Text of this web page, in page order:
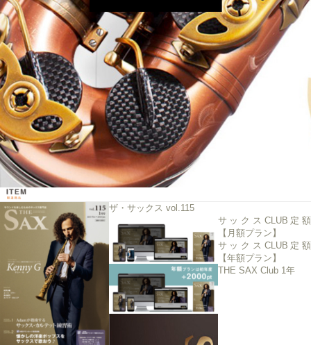
ザ・サックス vol.115
サックスCLUB定額
【月額プラン】
サックスCLUB定額
【年額プラン】
THE SAX Club 1年